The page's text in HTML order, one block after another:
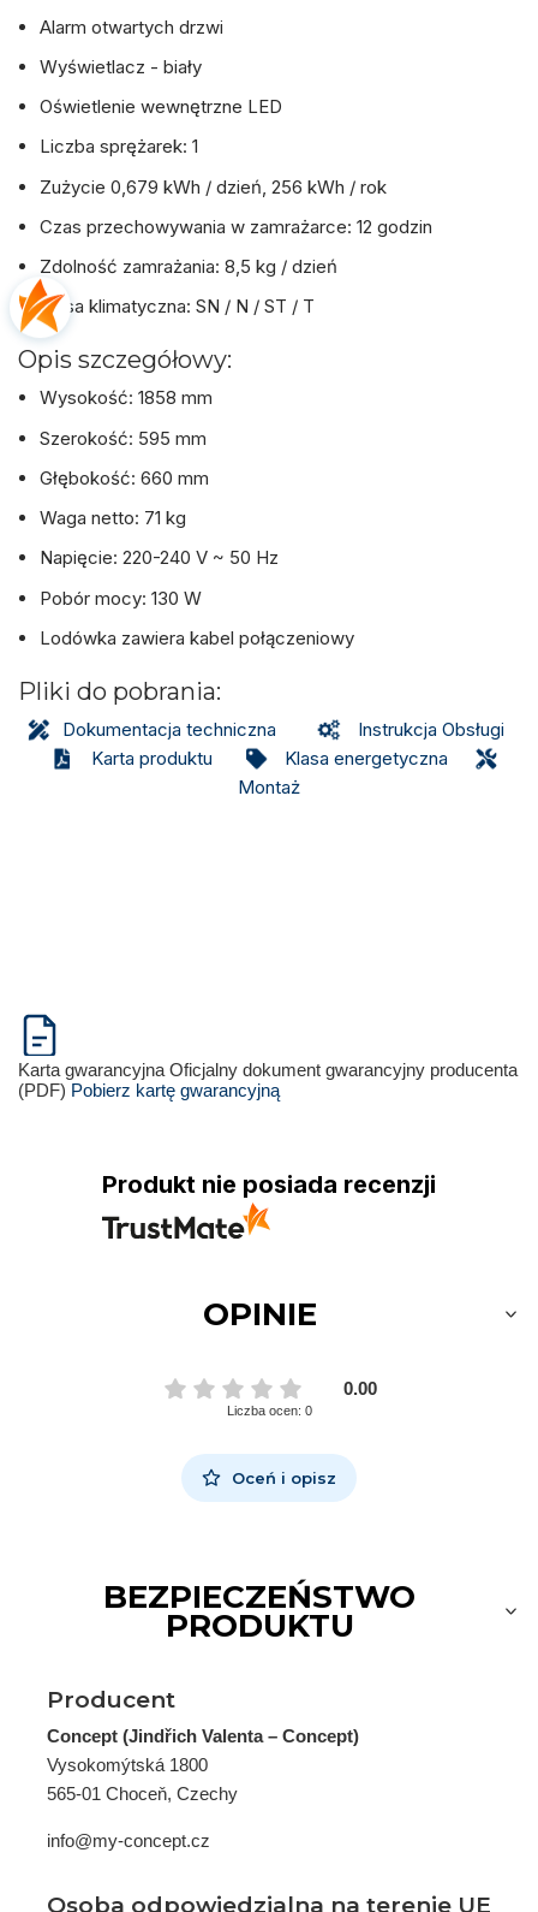
Alarm otwartych drzwi
Wyświetlacz - biały
Oświetlenie wewnętrzne LED
Liczba sprężarek: 1
Zużycie 0,679 kWh / dzień, 256 kWh / rok
Czas przechowywania w zamrażarce: 12 godzin
Zdolność zamrażania: 8,5 kg / dzień
Klasa klimatyczna: SN / N / ST / T
Opis szczegółowy:
Wysokość: 1858 mm
Szerokość: 595 mm
Głębokość: 660 mm
Waga netto: 71 kg
Napięcie: 220-240 V ~ 50 Hz
Pobór mocy: 130 W
Lodówka zawiera kabel połączeniowy
Pliki do pobrania:
Dokumentacja techniczna
Instrukcja Obsługi
Karta produktu
Klasa energetyczna
Montaż
Karta gwarancyjna Oficjalny dokument gwarancyjny producenta
(PDF) Pobierz kartę gwarancyjną
Produkt nie posiada recenzji
OPINIE
0.00
Liczba ocen: 0
Oceń i opisz
BEZPIECZEŃSTWO
PRODUKTU
Producent
Concept (Jindřich Valenta – Concept)
Vysokomýtská 1800
565-01 Choceň, Czechy
info@my-concept.cz
Osoba odpowiedzialna na terenie UE